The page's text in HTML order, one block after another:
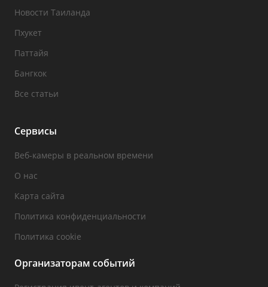
Новости Таиланда
Пхукет
Паттайя
Бангкок
Все статьи
Сервисы
Веб-камеры в реальном времени
О нас
Карта сайта
Политика конфиденциальности
Политика cookie
Организаторам событий